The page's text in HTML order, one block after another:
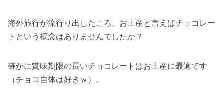
海外旅行が流行り出したころ、お土産と言えばチョコレー
トという概念はありませんでしたか？
確かに賞味期限の長いチョコレートはお土産に最適です
（チョコ自体は好きｗ）。